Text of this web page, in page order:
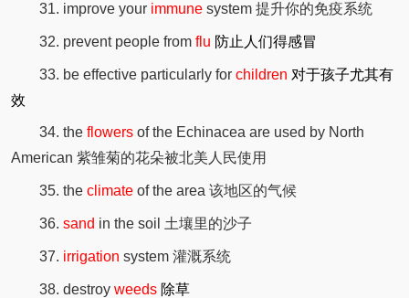
31. improve your immunesystem 提升你的免疫系统
32. prevent people from flu 防止人们得感冒
33. be effective particularly for children 对于孩子尤其有
效
34. the flowersof the Echinacea are used by North
American 紫雏菊的花朵被北美人民使用
35. the climateof the area 该地区的气候
36. sand in the soil 土壤里的沙子
37. irrigation system 灌溉系统
38. destroy weeds 除草